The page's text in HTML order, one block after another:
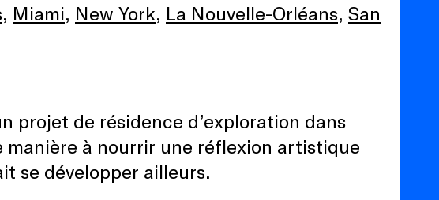
, Miami, New York, La Nouvelle-Orléans, San
projet de résidence d’exploration dans
manière à nourrir une réflexion artistique
se développer ailleurs.